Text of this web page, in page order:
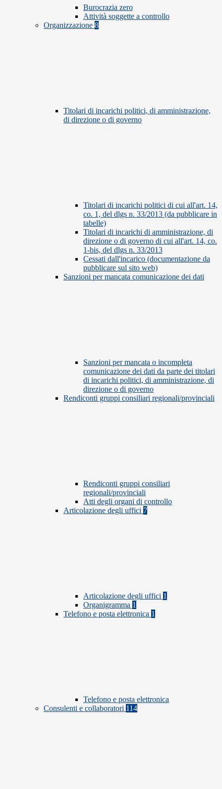
Burocrazia zero
Attività soggette a controllo
Organizzazione 8
Titolari di incarichi politici, di amministrazione,
di direzione o di governo
Titolari di incarichi politici di cui all'art. 14,
co. 1, del dlgs n. 33/2013 (da pubblicare in
tabelle)
Titolari di incarichi di amministrazione, di
direzione o di governo di cui all'art. 14, co.
1-bis, del dlgs n. 33/2013
Cessati dall'incarico (documentazione da
pubblicare sul sito web)
Sanzioni per mancata comunicazione dei dati
Sanzioni per mancata o incompleta
comunicazione dei dati da parte dei titolari
di incarichi politici, di amministrazione, di
direzione o di governo
Rendiconti gruppi consiliari regionali/provinciali
Rendiconti gruppi consiliari
regionali/provinciali
Atti degli organi di controllo
Articolazione degli uffici 7
Articolazione degli uffici 1
Organigramma 1
Telefono e posta elettronica 1
Telefono e posta elettronica
Consulenti e collaboratori 114